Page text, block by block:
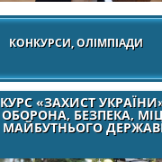
КОНКУРСИ, ОЛІМПІАДИ
КУРС «ЗАХИСТ
ОБОРОНА, БЕЗПЕКА,
МАЙБУТНЬОГО